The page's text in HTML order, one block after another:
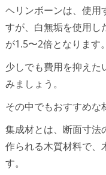
ヘリンボーンは、使用
すが、白無垢を使用し
が1.5〜2倍となります。
少しでも費用を抑えた
みましょう。
その中でもおすすめな
集成材とは、断面寸法
作られる木質材料で、
す。